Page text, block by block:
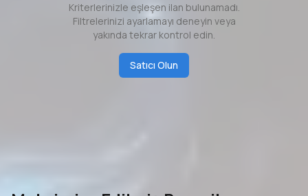
Kriterlerinizle eşleşen ilan bulunamadı.
Filtrelerinizi ayarlamayı deneyin veya
yakında tekrar kontrol edin.
Satıcı Olun